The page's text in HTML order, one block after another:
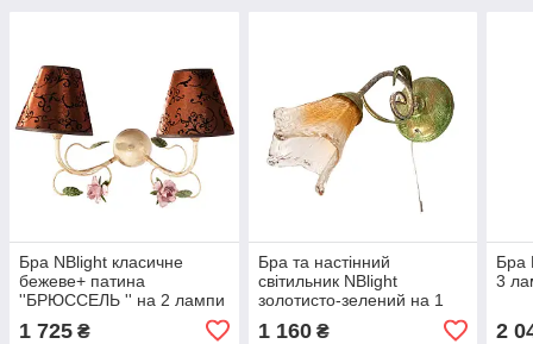
Бра NBlight класичне
бежеве+ патина
''БРЮCСЕЛЬ '' на 2 лампи
1 725 ₴
Бра та настінний
світильник NBlight
золотисто-зелений на 1
1 160₴
Бра
3
2